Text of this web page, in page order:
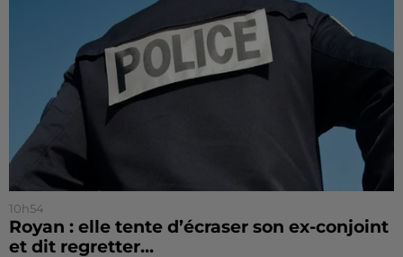
10h54
Royan : elle tente d’écraser son ex-conjoint
et dit regretter...